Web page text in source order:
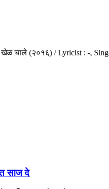
चाले (२०१६) / Lyricist : -,
साज दे